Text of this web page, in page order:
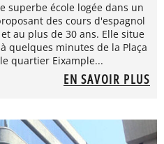
superbe école logée dans un
des cours d'espagnol
au plus de 30 ans. Elle situe
quelques minutes de la Plaça
quartier Eixample...
EN SAVOIR PLUS